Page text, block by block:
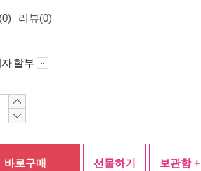
리뷰(0)
할부
바로구매 선물하기 보관함 +